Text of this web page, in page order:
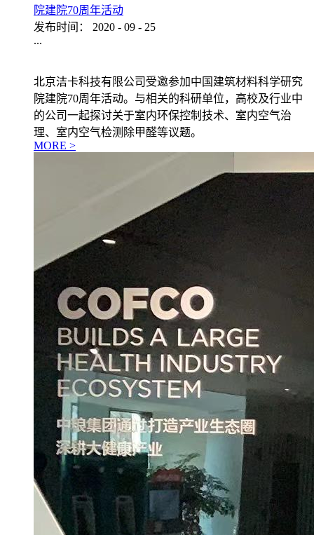
院建院70周年活动
发布时间：
2020 - 09 - 25
...
北京洁卡科技有限公司受邀参加中国建筑材料科学研究
院建院70周年活动。与相关的科研单位，高校及行业中
的公司一起探讨关于室内环保控制技术、室内空气治
理、室内空气检测除甲醛等议题。
MORE >